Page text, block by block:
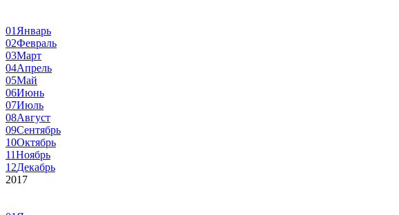
01 Январь
02Февраль
03Март
04Апрель
05Май
06Июнь
07Июль
08Август
09Сентябрь
10Октябрь
11Ноябрь
12Декабрь
2017